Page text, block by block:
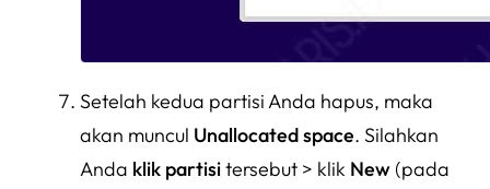
Setelah kedua partisi Anda hapus, maka
akan muncul Unallocated space. Silahkan
Anda klik partisitersebut > klik New (pada